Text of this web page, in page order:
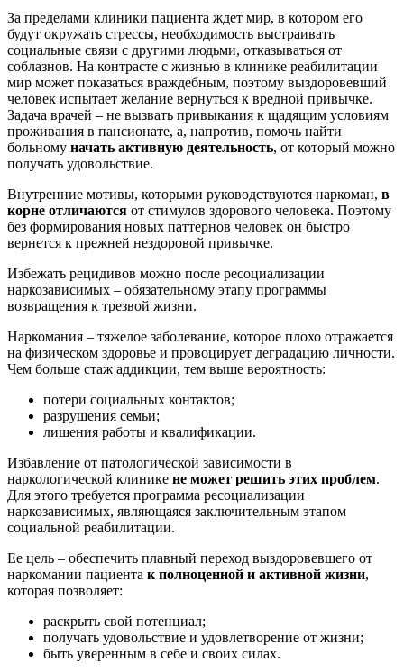
За пределами клиники пациента ждет мир, в котором его
будут окружать стрессы, необходимость выстраивать
социальные связи с другими людьми, отказываться от
соблазнов. На контрасте с жизнью в клинике реабилитации
мир может показаться враждебным, поэтому выздоровевший
человек испытает желание вернуться к вредной привычке.
Задача врачей – не вызвать привыкания к щадящим условиям
проживания в пансионате, а, напротив, помочь найти
больному начать активную деятельность, от который можно
получать удовольствие.
Внутренние мотивы, которыми руководствуются наркоман, в
корне отличаются от стимулов здорового человека. Поэтому
без формирования новых паттернов человек он быстро
вернется к прежней нездоровой привычке.
Избежать рецидивов можно после ресоциализации
наркозависимых – обязательному этапу программы
возвращения к трезвой жизни.
Наркомания – тяжелое заболевание, которое плохо отражается
на физическом здоровье и провоцирует деградацию личности.
Чем больше стаж аддикции, тем выше вероятность:
потери социальных контактов;
разрушения семьи;
лишения работы и квалификации.
Избавление от патологической зависимости в
наркологической клинике не может решить этих проблем.
Для этого требуется программа ресоциализации
наркозависимых, являющаяся заключительным этапом
социальной реабилитации.
Ее цель – обеспечить плавный переход выздоровевшего от
наркомании пациента к полноценной и активной жизни,
которая позволяет:
раскрыть свой потенциал;
получать удовольствие и удовлетворение от жизни;
быть уверенным в себе и своих силах.